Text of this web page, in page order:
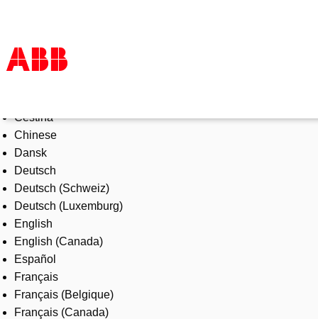
Products & Solutions
Industries
Services
About us
Where to buy
Contact us
Careers
Čeština
Chinese
Dansk
Deutsch
Deutsch (Schweiz)
Deutsch (Luxemburg)
English
English (Canada)
Español
Français
Français (Belgique)
Français (Canada)